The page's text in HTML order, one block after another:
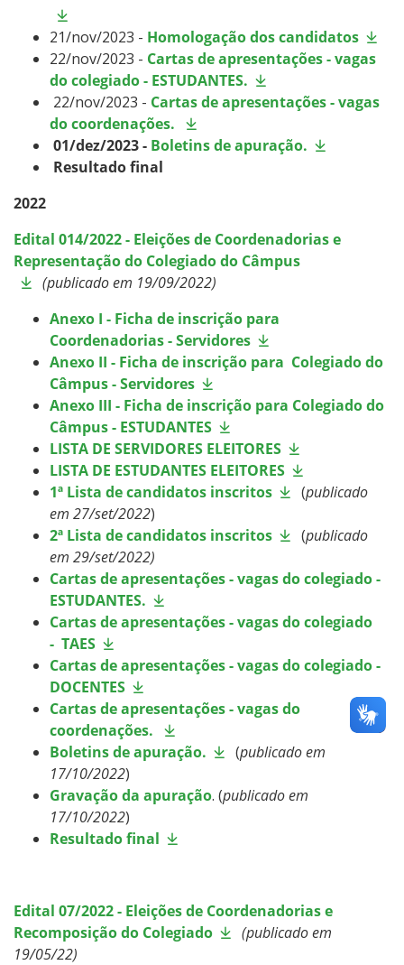
21/nov/2023 - Homologação dos candidatos
22/nov/2023 - Cartas de apresentações - vagas
do colegiado - ESTUDANTES.
22/nov/2023 - Cartas de apresentações - vagas
do coordenações.
01/dez/2023 - Boletins de apuração.
Resultado final
2022
Edital 014/2022 - Eleições de Coordenadorias e
Representação do Colegiado do Câmpus
(publicado em 19/09/2022)
Anexo I - Ficha de inscrição para
Coordenadorias - Servidores
Anexo II - Ficha de inscrição para Colegiado do
Câmpus - Servidores
Anexo III - Ficha de inscrição para Colegiado do
Câmpus - ESTUDANTES
LISTA DE SERVIDORES ELEITORES
LISTA DE ESTUDANTES ELEITORES
1ª Lista de candidatos inscritos
(publicado
em 27/set/2022)
2ª Lista de candidatos inscritos
(publicado
em 29/set/2022)
Cartas de apresentações - vagas do colegiado -
ESTUDANTES.
Cartas de apresentações - vagas do colegiado
- TAES
Cartas de apresentações - vagas do colegiado -
DOCENTES
Cartas de apresentações - vagas do
coordenações.
Boletins de apuração.
(publicado em
17/10/2022)
Gravação da apuração. (publicado em
17/10/2022)
Resultado final
Edital 07/2022- Eleições de Coordenadorias e
Recomposição do Colegiado
(publicado em
19/05/22)